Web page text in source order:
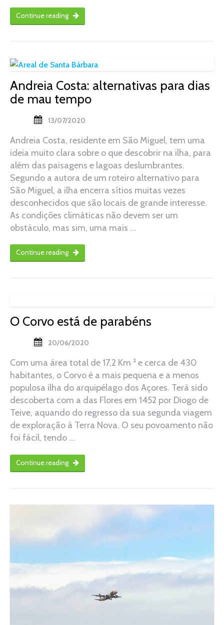
Continue reading
Andreia Costa: alternativas para dias
de mau tempo
13/07/2020
Andreia Costa, residente em São Miguel, tem uma
ideia muito clara sobre o que descobrir na ilha, para
além das paisagens e lagoas deslumbrantes.
Segundo a autora de um roteiro alternativo para
São Miguel, a ilha encerra sítios muitas vezes
desconhecidos que são locais de grande interesse.
As condições climáticas não devem ser um
obstáculo, mas sim, uma mais …
Continue reading
O Corvo está de parabéns
20/06/2020
Com uma área total de 17,2 Km ² e cerca de 430
habitantes, o Corvo é a mais pequena e a menos
populosa ilha do arquipélago dos Açores. Terá sido
descoberta com a das Flores em 1452 por Diogo de
Teive, aquando do regresso da sua segunda viagem
de exploração à Terra Nova. O seu povoamento não
foi fácil, tendo …
Continue reading